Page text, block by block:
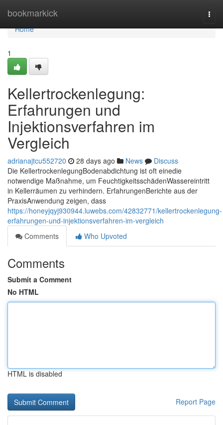
bookmarkick
Home
Home
1
Kellertrockenlegung:
Erfahrungen und
Injektionsverfahren im
Vergleich
adrianajtcu552720 28 days ago News
Discuss
Die KellertrockenlegungBodenabdichtung ist oft einedie
notwendige Maßnahme, um FeuchtigkeitsschädenWassereintritt
in Kellerräumen zu verhindern. ErfahrungenBerichte aus der
PraxisAnwendung zeigen, dass
https://honeyjqyj930944.luwebs.com/42832771/kellertrockenlegung-
erfahrungen-und-injektionsverfahren-im-vergleich
Comments
Who Upvoted
Comments
Submit a Comment
No HTML
HTML is disabled
Report Page